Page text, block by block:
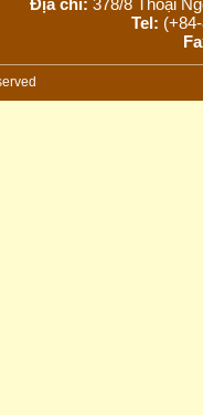
Địa chỉ: 378/8 Thoại
Tel:
Email: